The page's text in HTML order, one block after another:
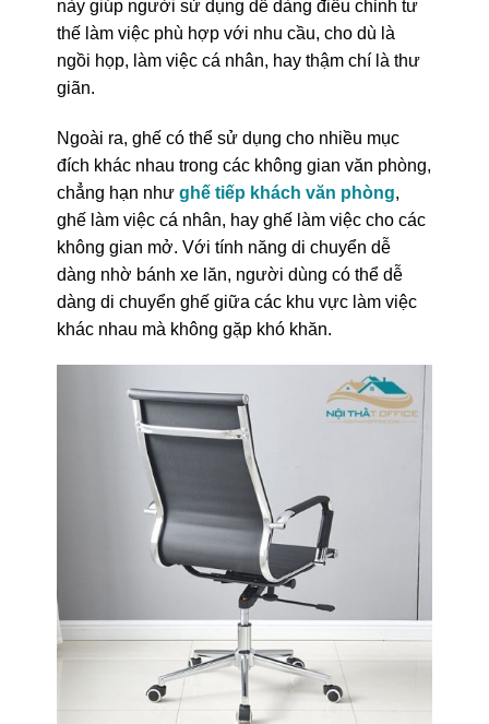
này giúp người sử dụng dễ dàng điều chỉnh tư
thế làm việc phù hợp với nhu cầu, cho dù là
ngồi họp, làm việc cá nhân, hay thậm chí là thư
giãn.
Ngoài ra, ghế có thể sử dụng cho nhiều mục
đích khác nhau trong các không gian văn phòng,
chẳng hạn như ghế tiếp khách văn phòng,
ghế làm việc cá nhân, hay ghế làm việc cho các
không gian mở. Với tính năng di chuyển dễ
dàng nhờ bánh xe lăn, người dùng có thể dễ
dàng di chuyển ghế giữa các khu vực làm việc
khác nhau mà không gặp khó khăn.